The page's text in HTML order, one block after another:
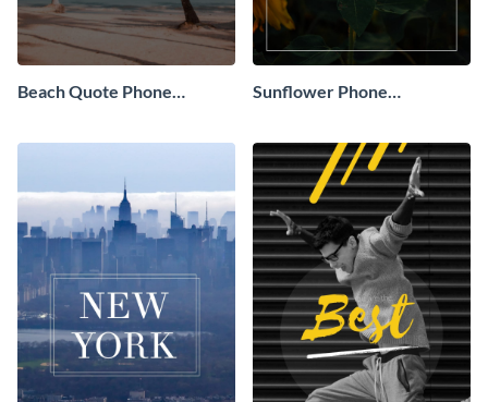
Beach Quote Phone
Sunflower Phone